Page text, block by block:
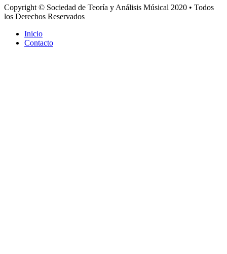
Copyright © Sociedad de Teoría y Análisis Músical 2020 • Todos
los Derechos Reservados
Inicio
Contacto